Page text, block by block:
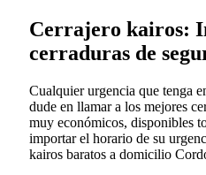
Cerrajero kairos:
cerraduras de
Cualquier urgencia que tenga
dude en llamar a los mejores
muy económicos, disponibles
importar el horario de su
kairos baratos a domicilio